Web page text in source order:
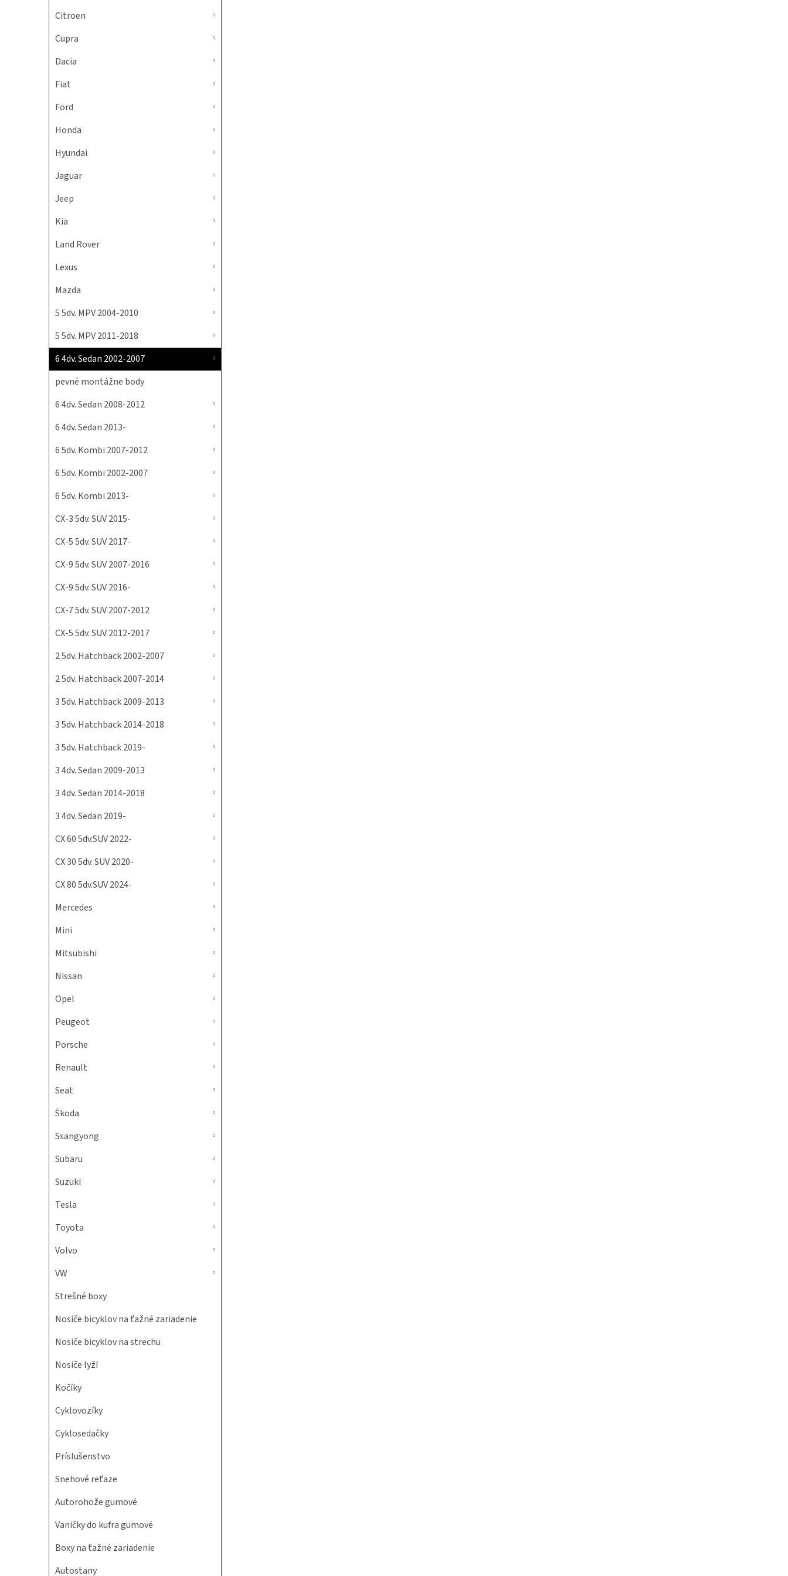
Citroen
Cupra
Dacia
Fiat
Ford
Honda
Hyundai
Jaguar
Jeep
Kia
Land Rover
Lexus
Mazda
5 5dv. MPV 2004-2010
5 5dv. MPV 2011-2018
6 4dv. Sedan 2002-2007
pevné montážne body
6 4dv. Sedan 2008-2012
6 4dv. Sedan 2013-
6 5dv. Kombi 2007-2012
6 5dv. Kombi 2002-2007
6 5dv. Kombi 2013-
CX-3 5dv. SUV 2015-
CX-5 5dv. SUV 2017-
CX-9 5dv. SUV 2007-2016
CX-9 5dv. SUV 2016-
CX-7 5dv. SUV 2007-2012
CX-5 5dv. SUV 2012-2017
2 5dv. Hatchback 2002-2007
2 5dv. Hatchback 2007-2014
3 5dv. Hatchback 2009-2013
3 5dv. Hatchback 2014-2018
3 5dv. Hatchback 2019-
3 4dv. Sedan 2009-2013
3 4dv. Sedan 2014-2018
3 4dv. Sedan 2019-
CX 60 5dv.SUV 2022-
CX 30 5dv. SUV 2020-
CX 80 5dv.SUV 2024-
Mercedes
Mini
Mitsubishi
Nissan
Opel
Peugeot
Porsche
Renault
Seat
Škoda
Ssangyong
Subaru
Suzuki
Tesla
Toyota
Volvo
VW
Strešné boxy
Nosiče bicyklov na ťažné zariadenie
Nosiče bicyklov na strechu
Nosiče lyží
Kočíky
Cyklovozíky
Cyklosedačky
Príslušenstvo
Snehové reťaze
Autorohože gumové
Vaničky do kufra gumové
Boxy na ťažné zariadenie
Autostany